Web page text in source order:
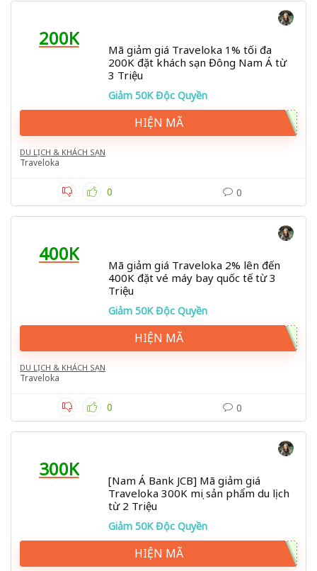
200K
Mã giảm giá Traveloka 1% tối đa
200K đặt khách sạn Đông Nam Á từ
3 Triệu
Giảm 50K Độc Quyền
HIỆN MÃ
DU LỊCH & KHÁCH SẠN
Traveloka
0 0
400K
Mã giảm giá Traveloka 2% lên đến
400K đặt vé máy bay quốc tế từ 3
Triệu
Giảm 50K Độc Quyền
HIỆN MÃ
DU LỊCH & KHÁCH SẠN
Traveloka
0 0
300K
[Nam Á Bank JCB] Mã giảm giá
Traveloka 300K mọi sản phẩm du lịch
từ 2 Triệu
Giảm 50K Độc Quyền
HIỆN MÃ